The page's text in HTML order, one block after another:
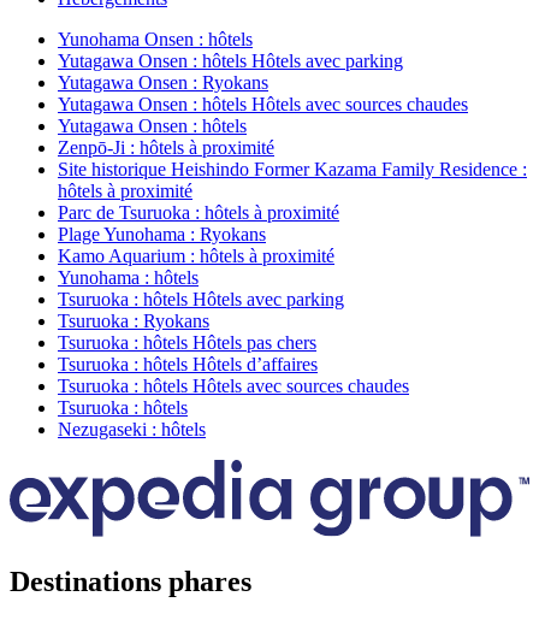
Yunohama Onsen : hôtels
Yutagawa Onsen : hôtels Hôtels avec parking
Yutagawa Onsen : Ryokans
Yutagawa Onsen : hôtels Hôtels avec sources chaudes
Yutagawa Onsen : hôtels
Zenpō-Ji : hôtels à proximité
Site historique Heishindo Former Kazama Family Residence :
hôtels à proximité
Parc de Tsuruoka : hôtels à proximité
Plage Yunohama : Ryokans
Kamo Aquarium : hôtels à proximité
Yunohama : hôtels
Tsuruoka : hôtels Hôtels avec parking
Tsuruoka : Ryokans
Tsuruoka : hôtels Hôtels pas chers
Tsuruoka : hôtels Hôtels d’affaires
Tsuruoka : hôtels Hôtels avec sources chaudes
Tsuruoka : hôtels
Nezugaseki : hôtels
Destinations phares